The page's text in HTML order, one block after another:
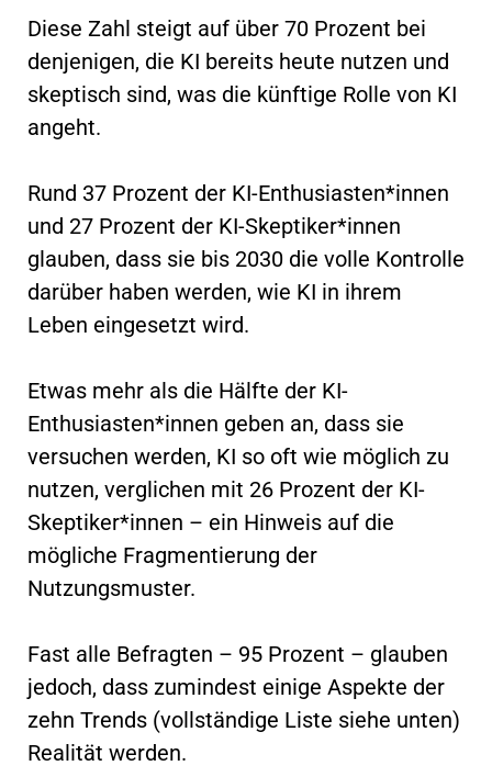
Diese Zahl steigt auf über 70 Prozent bei
denjenigen, die KI bereits heute nutzen und
skeptisch sind, was die künftige Rolle von KI
angeht.
Rund 37 Prozent der KI-Enthusiasten*innen
und 27 Prozent der KI-Skeptiker*innen
glauben, dass sie bis 2030 die volle Kontrolle
darüber haben werden, wie KI in ihrem
Leben eingesetzt wird.
Etwas mehr als die Hälfte der KI-
Enthusiasten*innen geben an, dass sie
versuchen werden, KI so oft wie möglich zu
nutzen, verglichen mit 26 Prozent der KI-
Skeptiker*innen – ein Hinweis auf die
mögliche Fragmentierung der
Nutzungsmuster.
Fast alle Befragten – 95 Prozent – glauben
jedoch, dass zumindest einige Aspekte der
zehn Trends (vollständige Liste siehe unten)
Realität werden.